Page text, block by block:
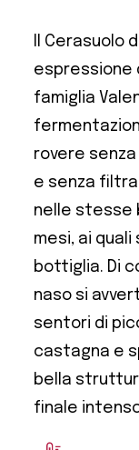
Il Cerasuolo
espressione
famiglia
rovere
e senza
nelle stesse
mesi, ai quali
bottiglia. Di
naso si
sentori di
castagna e
bella
finale